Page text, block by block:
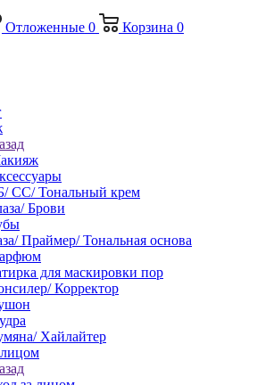
Отложенные 0 Корзина 0
СС/ Тональный крем
Брови
Праймер/ Тональная основа
для маскировки пор
Корректор
Хайлайтер
лицом